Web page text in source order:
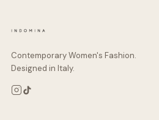
Contemporary Women's Fashion.
Designed in Italy.